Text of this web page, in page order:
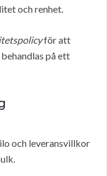
och renhet.
för att
på ett
och leveransvillkor